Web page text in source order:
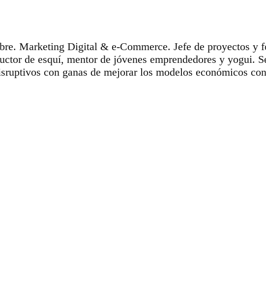
Marketing Digital & e-Commerce. Jefe de proyectos y
de esquí, mentor de jóvenes emprendedores y yogui.
con ganas de mejorar los modelos económicos